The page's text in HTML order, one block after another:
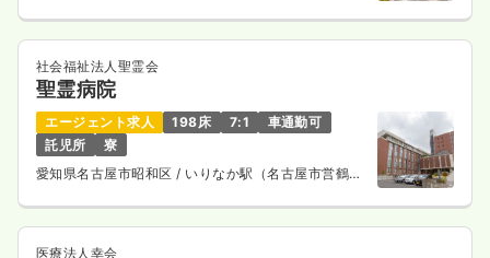
社会福祉法人聖霊会
聖霊病院
エージェント求人 198床 7:1
車通勤可
託児所
寮
愛知県名古屋市昭和区 / いりなか駅（名古屋市営鶴舞
医療法人幸会